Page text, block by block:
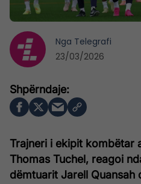
Trajneri i ekipit kombëtar
Thomas Tuchel, reagoi
dëmtuarit Jarell Quansah
Nga Telegrafi
23/03/2026